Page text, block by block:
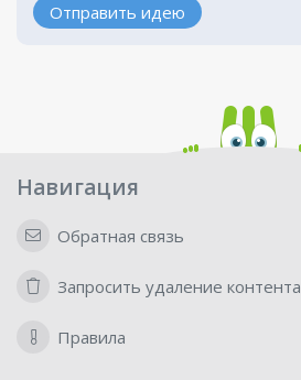
Отправить идею
Навигация
Обратная связь
Запросить удаление контента
Правила